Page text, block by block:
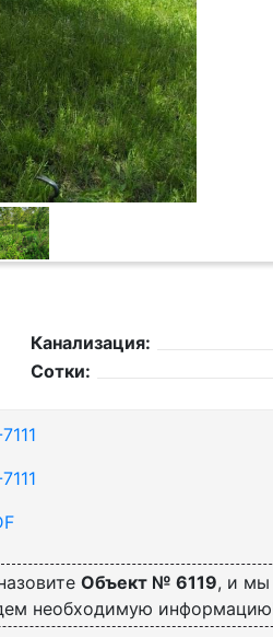
Канализация:
Сотки:
Объект № 6119, и мы
необходимую